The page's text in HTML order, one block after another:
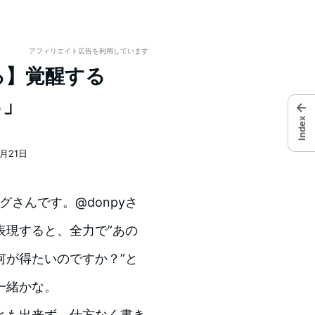
アフィリエイト広告を利用しています
覚醒する
21日
さんです。@donpyさ
すると、全力で”あの
得たいのですか？”と
かな。
←
Index